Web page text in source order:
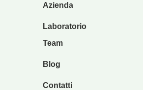
Azienda
Laboratorio
Team
Blog
Contatti